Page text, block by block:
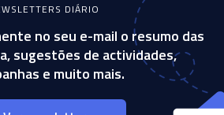
DIÁRIO
no seu e-mail o resumo das
sugestões de actividades,
e muito mais.